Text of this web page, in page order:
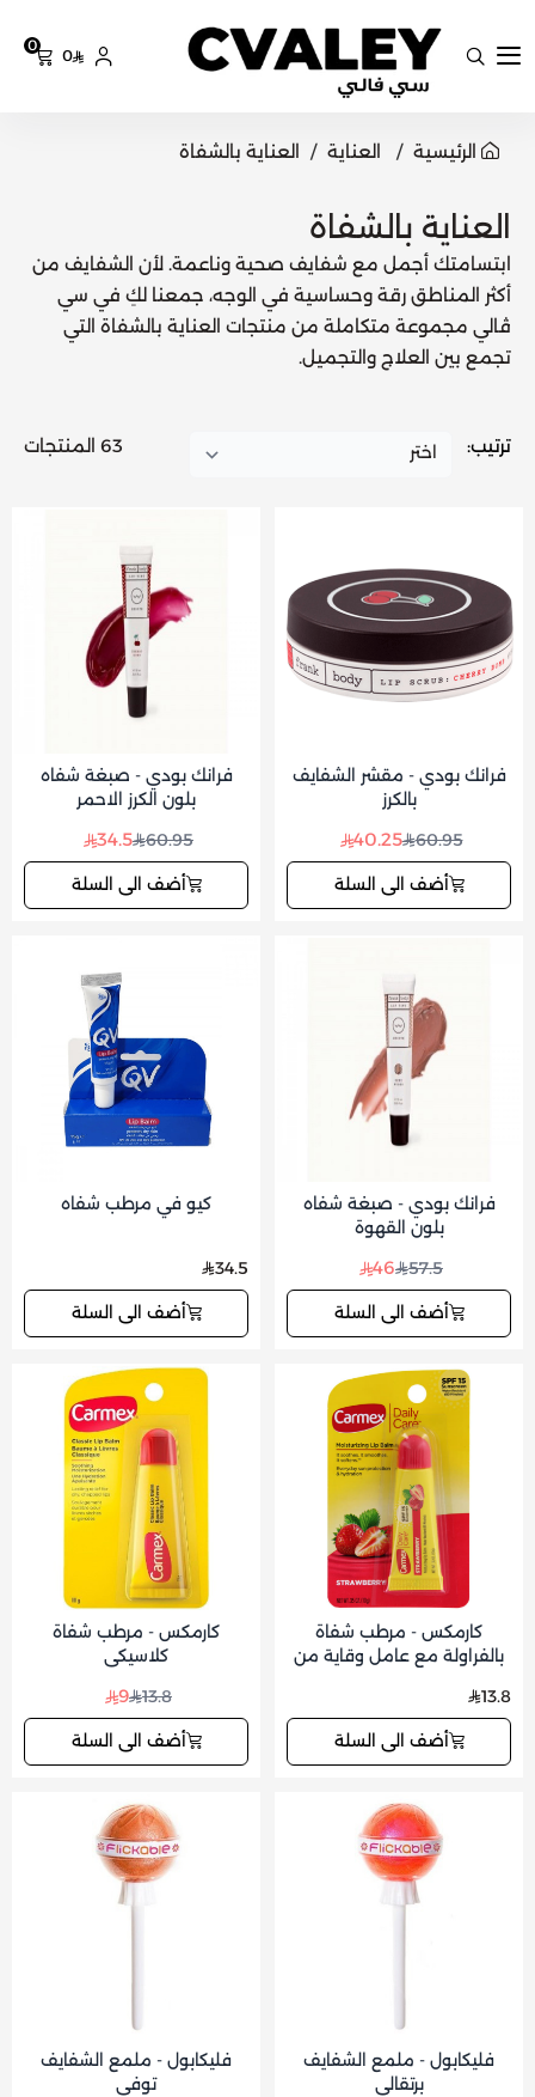
سي فالي
0
0
الرئيسية العناية العناية بالشفاة
العناية بالشفاة
ابتسامتك أجمل مع شفايف صحية وناعمة. لأن الشفايف من
أكثر المناطق رقة وحساسية في الوجه، جمعنا لكِ في سي
ڤالي مجموعة متكاملة من منتجات العناية بالشفاة التي
تجمع بين العلاج والتجميل.
ترتيب: 63 المنتجات
فرانك بودي - مقشر الشفايف
بالكرز
60.95
40.25
أضف الى السلة
فرانك بودي - صبغة شفاه
بلون الكرز الاحمر
60.95
34.5
أضف الى السلة
فرانك بودي - صبغة شفاه
بلون القهوة
57.5
46
أضف الى السلة
كيو في مرطب شفاه
34.5
أضف الى السلة
كارمكس - مرطب شفاة
بالفراولة مع عامل وقاية من
13.8
أضف الى السلة
كارمكس - مرطب شفاة
كلاسيكي
13.8
9
أضف الى السلة
فليكابول - ملمع الشفايف
برتقالي
فليكابول - ملمع الشفايف
توفي